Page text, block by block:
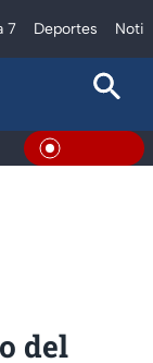
7 Deportes
del